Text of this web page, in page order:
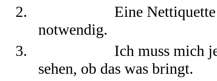
2.
Eine
notwendig.
3.
Ich muss mich
sehen, ob das was bringt.